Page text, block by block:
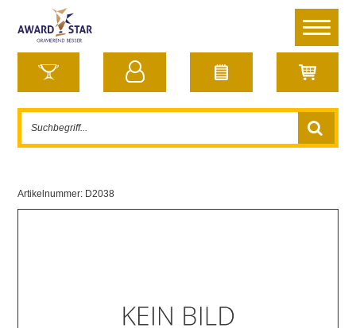
Artikelnummer: D2038